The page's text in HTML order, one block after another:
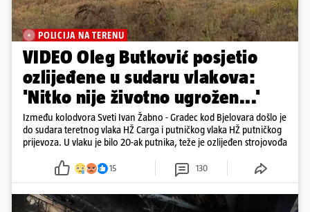
POLICIJA NA TERENU
VIDEO Oleg Butković posjetio
ozlijeđene u sudaru vlakova:
'Nitko nije životno ugrožen...'
Između kolodvora Sveti Ivan Žabno - Gradec kod Bjelovara došlo je
do sudara teretnog vlaka HŽ Carga i putničkog vlaka HŽ putničkog
prijevoza. U vlaku je bilo 20-ak putnika, teže je ozlijeđen strojovođa
15 130